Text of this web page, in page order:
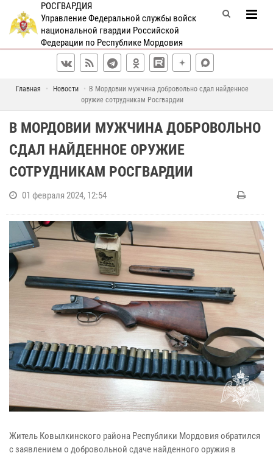
РОСГВАРДИЯ
Управление Федеральной службы войск
национальной гвардии Российской
Федерации по Республике Мордовия
Главная Новости
В Мордовии мужчина добровольно сдал найденное
оружие сотрудникам Росгвардии
В МОРДОВИИ МУЖЧИНА ДОБРОВОЛЬНО
СДАЛ НАЙДЕННОЕ ОРУЖИЕ
СОТРУДНИКАМ РОСГВАРДИИ
01 февраля 2024, 12:54
Житель Ковылкинского района Республики Мордовия обратился
с заявлением о добровольной сдаче найденного оружия в